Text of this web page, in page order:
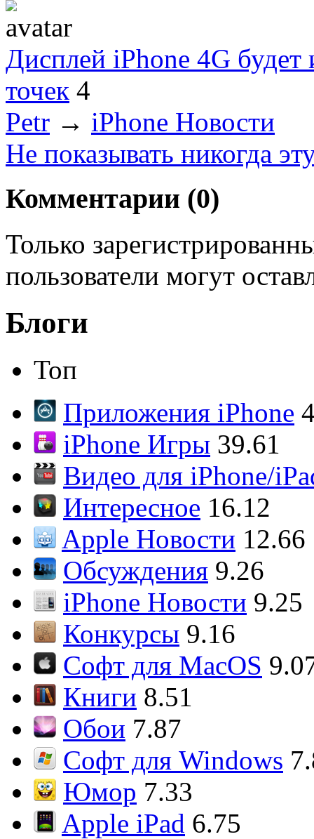
Дисплей iPhone 4G
точек 4
Petr → iPhone Новости
Не показывать никогда
Комментарии (0)
Только
пользователи могут
Блоги
Топ
Приложения iPhone
iPhone Игры 39.61
Видео для iPhone/
Интересное 16.12
Apple Новости 12.66
Обсуждения 9.26
iPhone Новости 9.25
Конкурсы 9.16
Софт для MacOS
Книги 8.51
Обои 7.87
Софт для Windows
Юмор 7.33
Apple iPad 6.75